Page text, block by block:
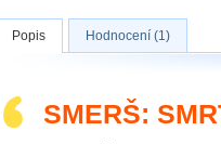
Popis Hodnocení (1)
SMERŠ: